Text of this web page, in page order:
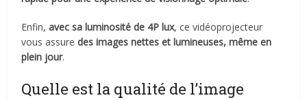
Enfin, avec sa luminosité de 4P lux, ce vidéoprojecteur
vous assure des images nettes et lumineuses, même en
plein jour.
Quelle est la qualité de l’image